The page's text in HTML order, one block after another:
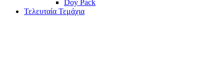
Doy Pack
Τελευταία Τεμάχια